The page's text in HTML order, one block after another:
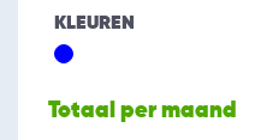
KLEUREN
Totaal per maand